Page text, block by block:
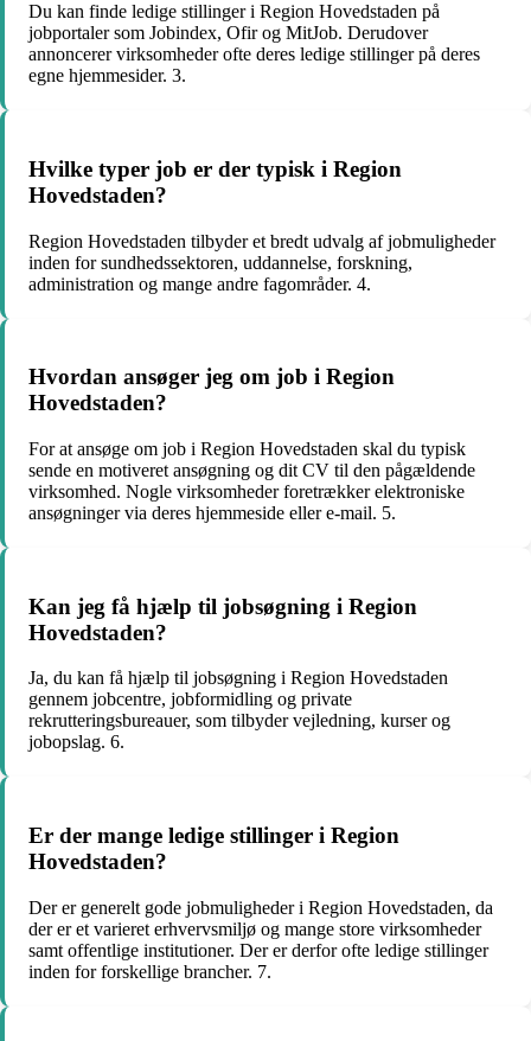
Du kan finde ledige stillinger i Region Hovedstaden på
jobportaler som Jobindex, Ofir og MitJob. Derudover
annoncerer virksomheder ofte deres ledige stillinger på deres
egne hjemmesider. 3.
Hvilke typer job er der typisk i Region
Hovedstaden?
Region Hovedstaden tilbyder et bredt udvalg af jobmuligheder
inden for sundhedssektoren, uddannelse, forskning,
administration og mange andre fagområder. 4.
Hvordan ansøger jeg om job i Region
Hovedstaden?
For at ansøge om job i Region Hovedstaden skal du typisk
sende en motiveret ansøgning og dit CV til den pågældende
virksomhed. Nogle virksomheder foretrækker elektroniske
ansøgninger via deres hjemmeside eller e-mail. 5.
Kan jeg få hjælp til jobsøgning i Region
Hovedstaden?
Ja, du kan få hjælp til jobsøgning i Region Hovedstaden
gennem jobcentre, jobformidling og private
rekrutteringsbureauer, som tilbyder vejledning, kurser og
jobopslag. 6.
Er der mange ledige stillinger i Region
Hovedstaden?
Der er generelt gode jobmuligheder i Region Hovedstaden, da
der er et varieret erhvervsmiljø og mange store virksomheder
samt offentlige institutioner. Der er derfor ofte ledige stillinger
inden for forskellige brancher. 7.